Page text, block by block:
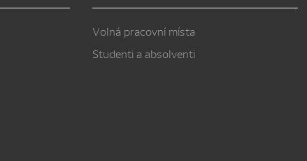
Volná pracovní místa
Studenti a absolventi